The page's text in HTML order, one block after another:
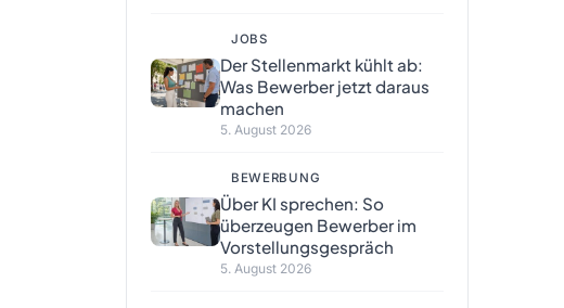
JOBS
Der Stellenmarkt kühlt ab:
Was Bewerber jetzt daraus
machen
5. August 2026
BEWERBUNG
Über KI sprechen: So
überzeugen Bewerber im
Vorstellungsgespräch
5. August 2026